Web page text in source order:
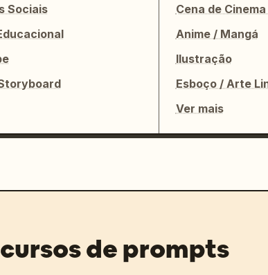
Sociais
Cena de
Anime / Mangá
Ilustração
Esboço / Arte
Ver mais
de prompts